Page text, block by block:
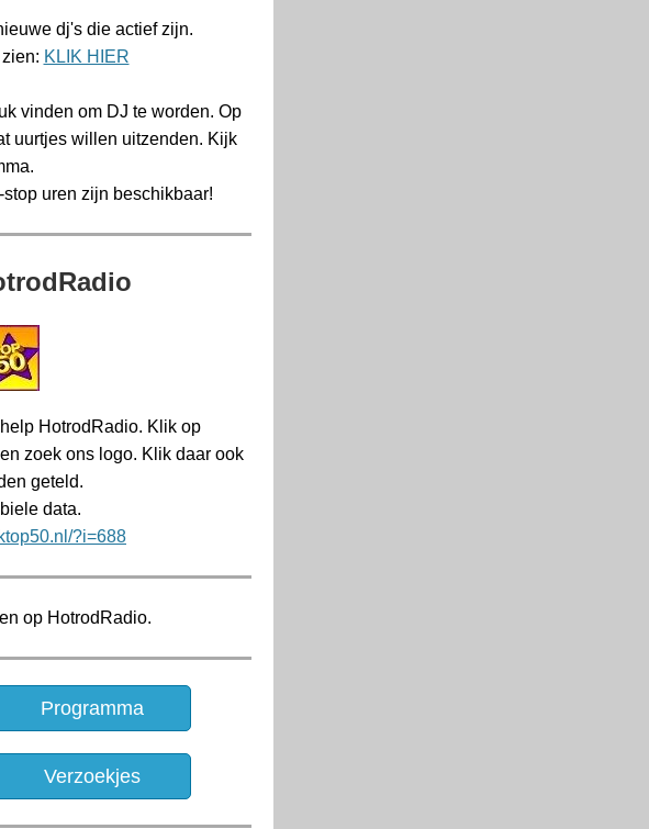
dj's die actief zijn.
KLIK HIER
vinden om DJ te worden. Op
uurtjes willen uitzenden. Kijk
uren zijn beschikbaar!
HotrodRadio. Klik op
zoek ons logo. Klik daar ook
geteld.
data.
?i=688
op HotrodRadio.
Programma
Verzoekjes